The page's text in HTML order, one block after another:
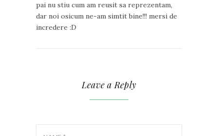
pai nu stiu cum am reusit sa reprezentam,
dar noi osicum ne-am simtit bine!!! mersi de
incredere :D
Leave a Reply